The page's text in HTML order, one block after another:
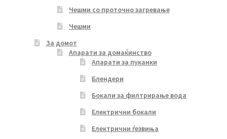
Чешми со проточно загревање
Чешми
За домот
Апарати за домаќинство
Апарати за пуканки
Блендери
Бокали за филтрирање вода
Електрични бокали
Електрични ѓезвиња